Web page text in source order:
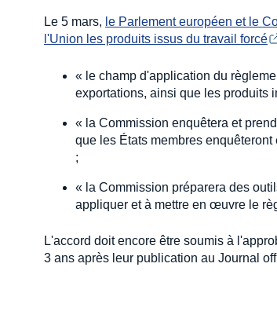
Le 5 mars, le Parlement européen et le
l'Union les produits issus du travail forcé
« le champ d'application du
exportations, ainsi que les produits
« la Commission enquêtera et
que les États membres
;
« la Commission préparera des
appliquer et à mettre en œuvre le
L'accord doit encore être soumis à
3 ans après leur publication au Journal